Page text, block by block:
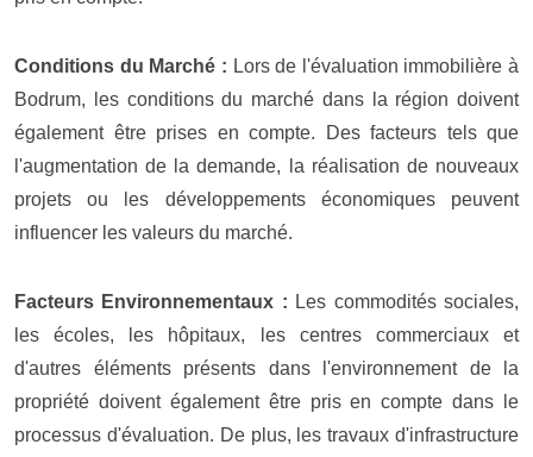
Conditions du Marché : Lors de l'évaluation immobilière à
Bodrum, les conditions du marché dans la région doivent
également être prises en compte. Des facteurs tels que
l'augmentation de la demande, la réalisation de nouveaux
projets ou les développements économiques peuvent
influencer les valeurs du marché.
Facteurs Environnementaux : Les commodités sociales,
les écoles, les hôpitaux, les centres commerciaux et
d'autres éléments présents dans l'environnement de la
propriété doivent également être pris en compte dans le
processus d'évaluation. De plus, les travaux d'infrastructure